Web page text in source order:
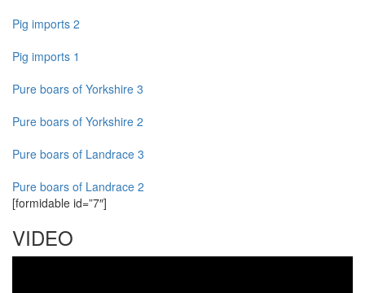
Pig imports 2
Pig imports 1
Pure boars of Yorkshire 3
Pure boars of Yorkshire 2
Pure boars of Landrace 3
Pure boars of Landrace 2
[formidable id=”7″]
VIDEO